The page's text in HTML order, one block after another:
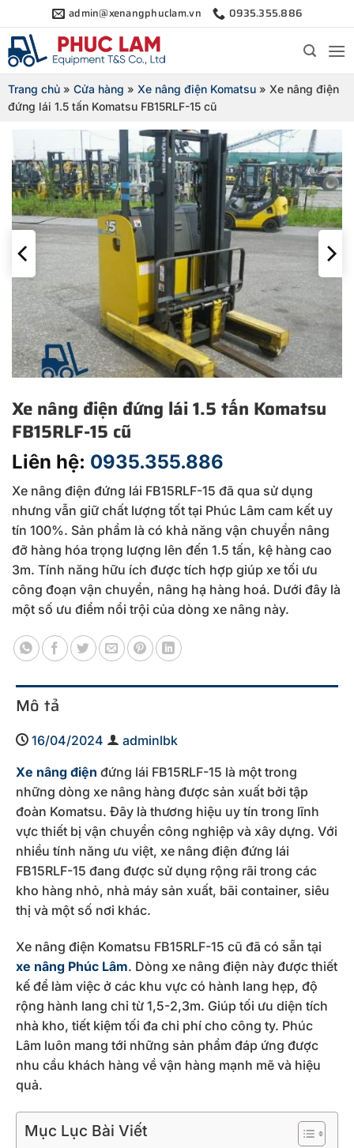
qua
nội
dung
admin@xenangphuclam.vn 0935.355.886
Trang chủ » Cửa hàng » Xe nâng điện Komatsu » Xe nâng điện
đứng lái 1.5 tấn Komatsu FB15RLF-15 cũ
Xe nâng điện đứng lái 1.5 tấn Komatsu
FB15RLF-15 cũ
Liên hệ: 0935.355.886
Xe nâng điện đứng lái FB15RLF-15 đã qua sử dụng
nhưng vẫn giữ chất lượng tốt tại Phúc Lâm cam kết uy
tín 100%. Sản phẩm là có khả năng vận chuyển nâng
đỡ hàng hóa trọng lượng lên đến 1.5 tấn, kệ hàng cao
3m. Tính năng hữu ích được tích hợp giúp xe tối ưu
công đoạn vận chuyển, nâng hạ hàng hoá. Dưới đây là
một số ưu điểm nổi trội của dòng xe nâng này.
Mô tả
16/04/2024
adminlbk
Xe nâng điện đứng lái FB15RLF-15 là một trong
những dòng xe nâng hàng được sản xuất bởi tập
đoàn Komatsu. Đây là thương hiệu uy tín trong lĩnh
vực thiết bị vận chuyển công nghiệp và xây dựng. Với
nhiều tính năng ưu việt, xe nâng điện đứng lái
FB15RLF-15 đang được sử dụng rộng rãi trong các
kho hàng nhỏ, nhà máy sản xuất, bãi container, siêu
thị và một số nơi khác.
Xe nâng điện Komatsu FB15RLF-15 cũ đã có sẵn tại
xe nâng Phúc Lâm. Dòng xe nâng điện này được thiết
kế để làm việc ở các khu vực có hành lang hẹp, độ
rộng hành lang chỉ từ 1,5-2,3m. Giúp tối ưu diện tích
nhà kho, tiết kiệm tối đa chi phí cho công ty. Phúc
Lâm luôn mang tới những sản phẩm đáp ứng được
nhu cầu khách hàng về vận hàng mạnh mẽ và hiệu
quả.
Mục Lục Bài Viết